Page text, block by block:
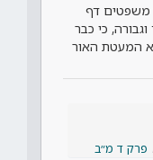
משפטים דף
כי כבר
המעטת האור
פרק ד מ״ב